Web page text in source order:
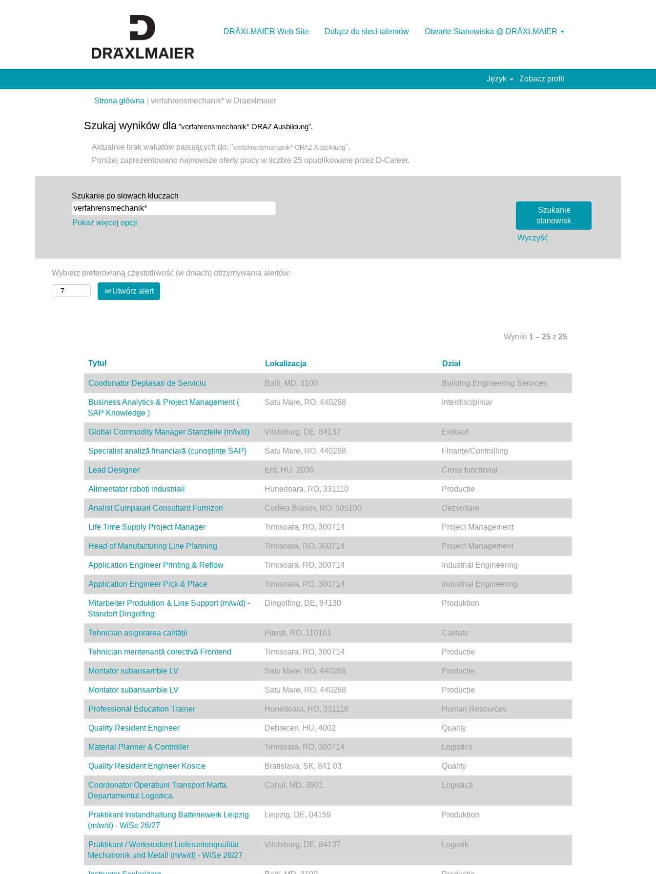
DRÄXLMAIER Web Site Dołącz do sieci talentów Otwarte Stanowiska @ DRÄXLMAIER
Język Zobacz profil
Strona główna verfahrensmechanik* w Draexlmaier(bieżąca
Szukaj wyników dla "verfahrensmechanik* ORAZ Ausbildung".
Aktualnie brak wakatów pasujących do: "verfahrensmechanik* ORAZ Ausbildung".
Poniżej zaprezentowano najnowsze oferty pracy w liczbie 25 opublikowane przez D-Career.
Szukanie po słowach kluczach
Pokaż więcej opcji
Wyczyść
Wybierz preferowaną częstotliwość (w dniach) otrzymywania alertów:
Utwórz alert
Wyniki 1 – 25 z 25
Tytuł Lokalizacja Dział
Coodonator Deplasari de Serviciu Balti, MD, 3100 Building Engineering Services
Business Analytics & Project Management (
SAP Knowledge )
Satu Mare, RO, 440268 Interdisciplinar
Global Commodity Manager Stanzteile (m/w/d) Vilsbiburg, DE, 84137 Einkauf
Specialist analiză financiară (cunoștințe SAP) Satu Mare, RO, 440268 Finanṭe/Controlling
Lead Designer Erd, HU, 2030 Cross functional
Alimentator roboți industriali Hunedoara, RO, 331110 Producṭie
Analist Cumparari Consultant Furnizori Codlea Brasov, RO, 505100 Dezvoltare
Life Time Supply Project Manager Timisoara, RO, 300714 Project Management
Head of Manufacturing Line Planning Timisoara, RO, 300714 Project Management
Application Engineer Printing & Reflow Timisoara, RO, 300714 Industrial Engineering
Application Engineer Pick & Place Timisoara, RO, 300714 Industrial Engineering
Mitarbeiter Produktion & Line Support (m/w/d) -
Standort Dingolfing
Dingolfing, DE, 84130 Produktion
Tehnician asigurarea calității Pitesti, RO, 110101 Calitate
Tehnician mentenanță corectivă Frontend Timisoara, RO, 300714 Producṭie
Montator subansamble LV Satu Mare, RO, 440268 Producṭie
Montator subansamble LV Satu Mare, RO, 440268 Producṭie
Professional Education Trainer Hunedoara, RO, 331110 Human Resources
Quality Resident Engineer Debrecen, HU, 4002 Quality
Material Planner & Controller Timisoara, RO, 300714 Logistics
Quality Resident Engineer Kosice Bratislava, SK, 841 03 Quality
Coordonator Operatiuni Transport Marfa.
Departamentul Logistica.
Cahul, MD, 3901 Logistică
Praktikant Instandhaltung Batteriewerk Leipzig
(m/w/d) - WiSe 26/27
Leipzig, DE, 04159 Produktion
Praktikant / Werkstudent Lieferantenqualität
Mechatronik und Metall (m/w/d) - WiSe 26/27
Vilsbiburg, DE, 84137 Logistik